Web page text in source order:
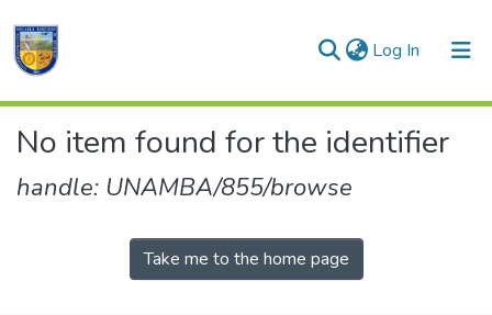
Log In (current)
Communities & Collections
No item found for the identifier
handle: UNAMBA/855/browse
Take me to the home page